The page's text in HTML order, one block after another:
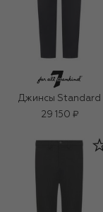
Джинсы Standard
29 150 ₽